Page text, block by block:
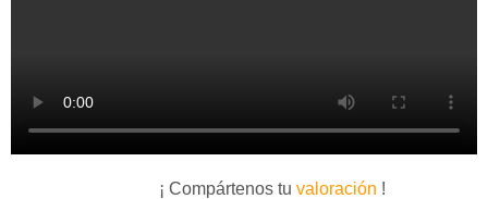
¡ Compártenos tu valoración !